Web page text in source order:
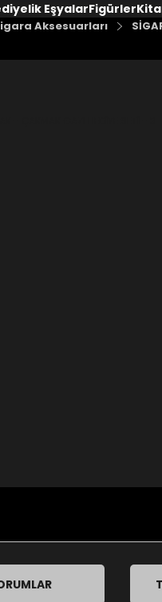
EşyalarFigürler
Aksesuarları